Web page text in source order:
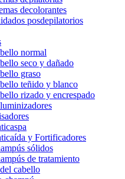
decolorantes
posdepilatorios
normal
seco y dañado
graso
teñido y blanco
rizado y encrespado
y Fortificadores
sólidos
de tratamiento
cabello